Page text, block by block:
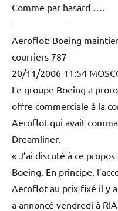
Comme par hasard ….
——————-
Aeroflot: Boeing
courriers 787
20/11/2006 11:54
Le groupe Boeing a
offre commerciale à la
Aeroflot qui avait
Dreamliner.
« J’ai discuté à ce
Boeing. En principe,
Aeroflot au prix fixé il y
a annoncé vendredi à